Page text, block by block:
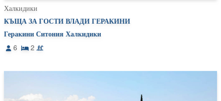
Халкидики
КЪЩА ЗА ГОСТИ ВЛАДИ ГЕРАКИНИ
Геракини Ситония Халкидики
6 2